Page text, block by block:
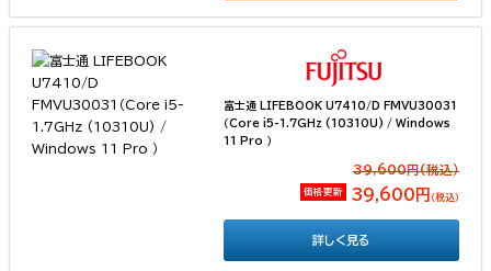
富士通 LIFEBOOK U7410/D FMVU30031
（Core i5-1.7GHz (10310U) / Windows
11 Pro ）
39,600円(税込）
価格更新 39,600円 （税込）
詳しく見る